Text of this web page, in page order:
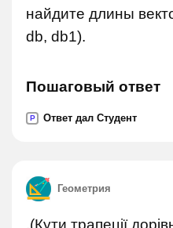
найдите длины
db, db1).
Пошаговый ответ
P Ответ дал Студент
Геометрия
.(Кути трапеції